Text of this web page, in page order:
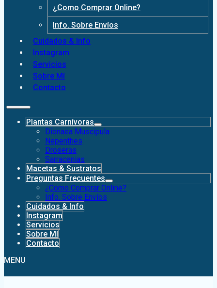
¿Como Comprar Online?
Info. Sobre Envíos
Cuidados & Info
Instagram
Servicios
Sobre Mí
Contacto
Plantas Carnívoras
Dionaea Muscipula
Nepenthes
Droseras
Sarracenias
Macetas & Sustratos
Preguntas Frecuentes
¿Como Comprar Online?
Info. Sobre Envíos
Cuidados & Info
Instagram
Servicios
Sobre Mí
Contacto
MENU